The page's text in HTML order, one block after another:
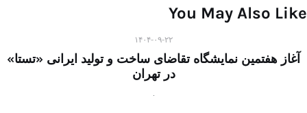
You May Also Like
۱۴۰۴-۰۹-۲۲
آغاز هفتمین نمایشگاه تقاضای ساخت و تولید ایرانی «تستا»
در تهران